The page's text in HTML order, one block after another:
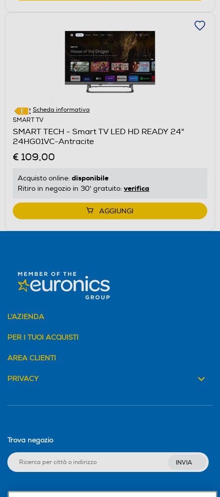
Scheda informativa
SMART TV
SMART TECH - Smart TV LED HD READY 24"
24HG01VC-Antracite
€ 109,00
Acquisto online: disponibile
Ritiro in negozio in 30' gratuito: verifica
AGGIUNGI
L'AZIENDA
PER I TUOI ACQUISTI
AREA CLIENTI
PRIVACY
Trova negozio
INVIA